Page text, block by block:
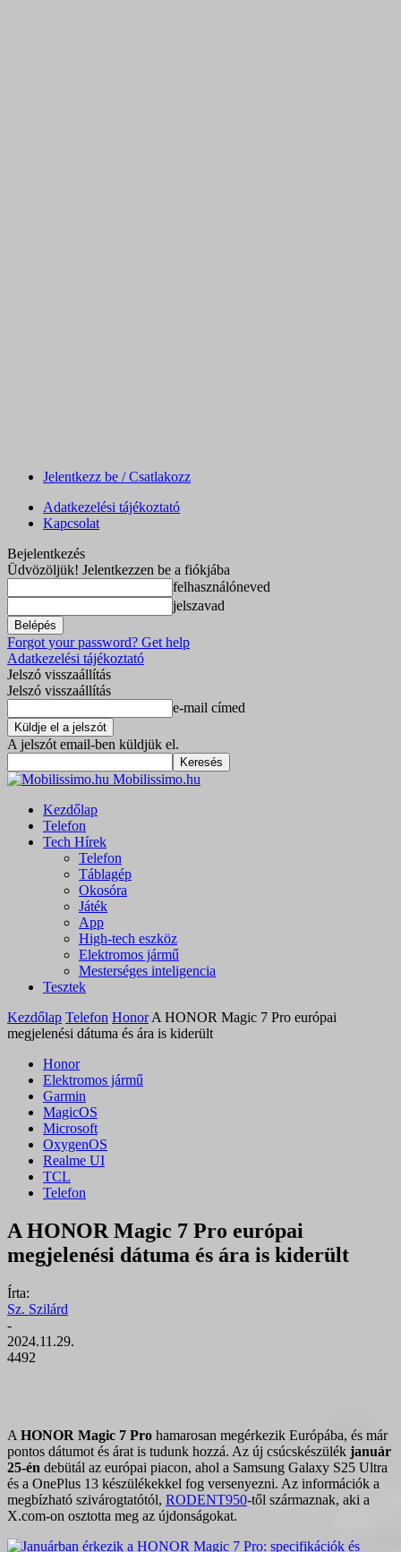
Jelentkezz be / Csatlakozz
Adatkezelési tájékoztató
Kapcsolat
Bejelentkezés
Üdvözöljük! Jelentkezzen be a fiókjába
felhasználóneved
jelszavad
Forgot your password? Get help
Adatkezelési tájékoztató
Jelszó visszaállítás
Jelszó visszaállítás
e-mail címed
A jelszót email-ben küldjük el.
Mobilissimo.hu
Kezdőlap
Telefon
Tech Hírek
Telefon
Táblagép
Okosóra
Játék
App
High-tech eszköz
Elektromos jármű
Mesterséges inteligencia
Tesztek
Kezdőlap Telefon Honor A HONOR Magic 7 Pro európai
megjelenési dátuma és ára is kiderült
Honor
Elektromos jármű
Garmin
MagicOS
Microsoft
OxygenOS
Realme UI
TCL
Telefon
A HONOR Magic 7 Pro európai
megjelenési dátuma és ára is kiderült
Írta:
Sz. Szilárd
-
2024.11.29.
4492
A HONOR Magic 7 Pro hamarosan megérkezik Európába, és már
pontos dátumot és árat is tudunk hozzá. Az új csúcskészülék január
25-én debütál az európai piacon, ahol a Samsung Galaxy S25 Ultra
és a OnePlus 13 készülékekkel fog versenyezni. Az információk a
megbízható szivárogtatótól, RODENT950-től származnak, aki a
X.com-on osztotta meg az újdonságokat.